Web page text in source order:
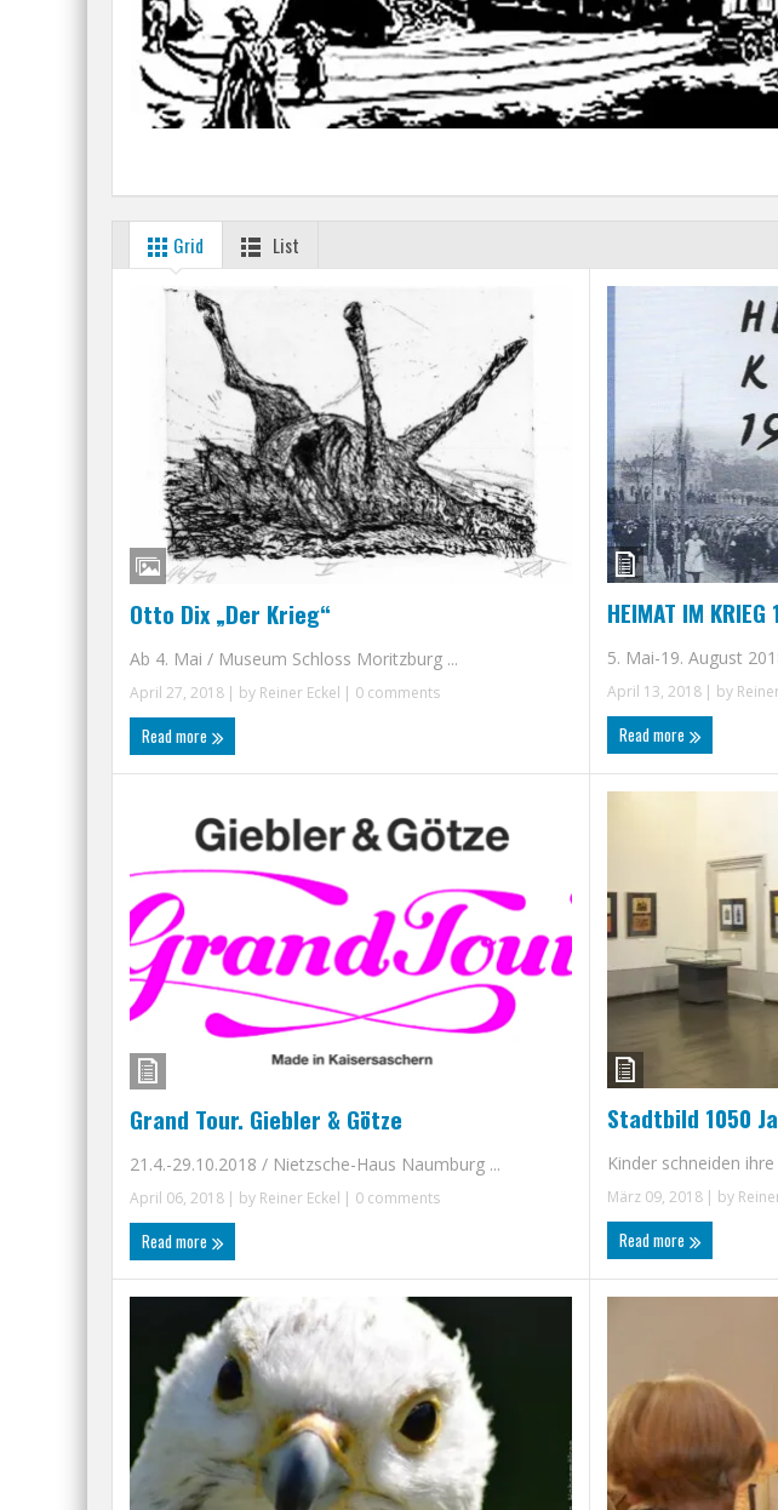
Grid List
Otto Dix „Der Krieg“
Ab 4. Mai / Museum Schloss Moritzburg ...
April 27, 2018 | by Reiner Eckel | 0 comments
Read more
HEIMAT IM
5. Mai-19. August
April 13, 2018 | by
Read more
Grand Tour. Giebler & Götze
21.4.-29.10.2018 / Nietzsche-Haus Naumburg ...
April 06, 2018 | by Reiner Eckel | 0 comments
Read more
Stadtbild 1050
Kinder schneiden
März 09, 2018 | by
Read more